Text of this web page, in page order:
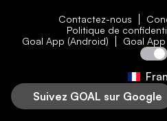
Contactez-nous
Politique de
Goal App (Android)
Goal App
Suivez GOAL sur Google